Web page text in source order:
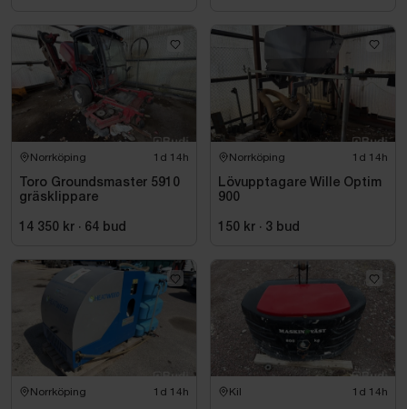
Norrköping 1d 14h
Toro Groundsmaster 5910
gräsklippare
14 350 kr · 64 bud
Norrköping 1d 14h
Lövupptagare Wille Optim
900
150 kr · 3 bud
Norrköping 1d 14h Kil 1d 14h